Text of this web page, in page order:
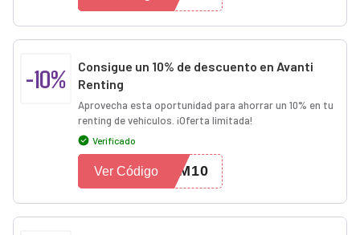
-10%
Consigue un 10% de descuento en Avanti
Renting
Aprovecha esta oportunidad para ahorrar un 10% en tu
renting de vehículos. ¡Oferta limitada!
Verificado
QM10
Ver Código